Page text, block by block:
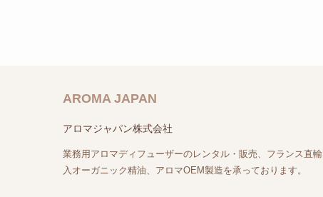
AROMA JAPAN
アロマジャパン株式会社
業務用アロマディフューザーのレンタル・販売、フランス直輸
入オーガニック精油、アロマOEM製造を承っております。